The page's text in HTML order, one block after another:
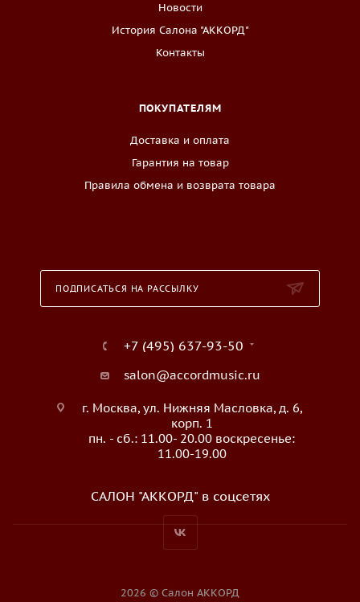
Новости
История Салона "АККОРД"
Контакты
ПОКУПАТЕЛЯМ
Доставка и оплата
Гарантия на товар
Правила обмена и возврата товара
ПОДПИСАТЬСЯ НА РАССЫЛКУ
+7 (495) 637-93-50
salon@accordmusic.ru
г. Москва, ул. Нижняя Масловка, д. 6,
корп. 1
пн. - сб.: 11.00- 20.00 воскресенье:
11.00-19.00
САЛОН "АККОРД" в соцсетях
2026 © Салон АККОРД